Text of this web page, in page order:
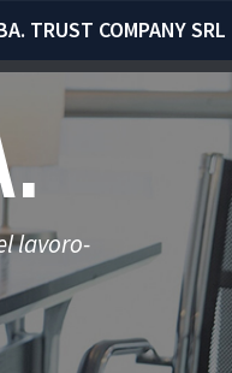
TRUST COMPANY SRL
lavoro-